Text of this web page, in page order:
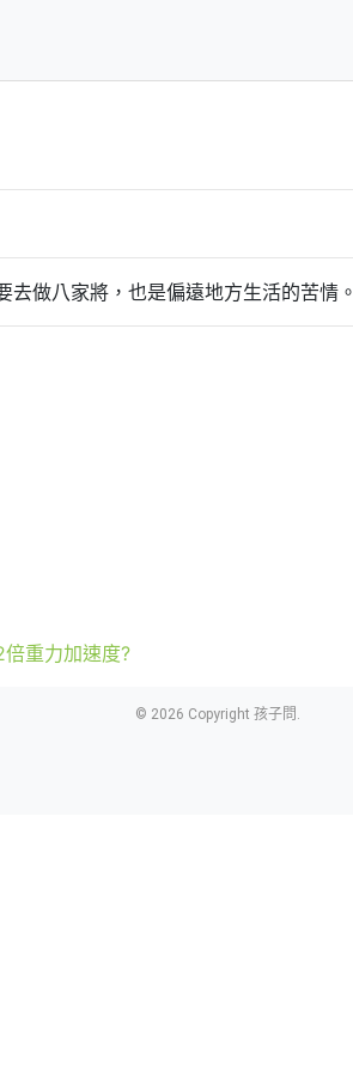
做八家將，也是偏遠地方生活的苦情。
重力加速度?
© 2026 Copyright 孩子問.